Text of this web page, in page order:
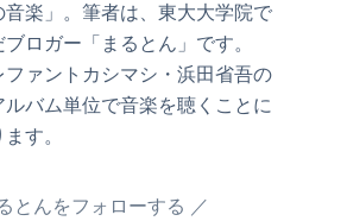
音楽」。筆者は、東大大学院で
ロガー「まるとん」です。
ファントカシマシ・浜田省吾の
バム単位で音楽を聴くことに
す。
とんをフォローする